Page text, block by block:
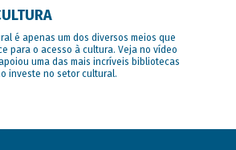
é apenas um dos diversos meios que
para o acesso à cultura. Veja no vídeo
uma das mais incríveis bibliotecas
investe no setor cultural.